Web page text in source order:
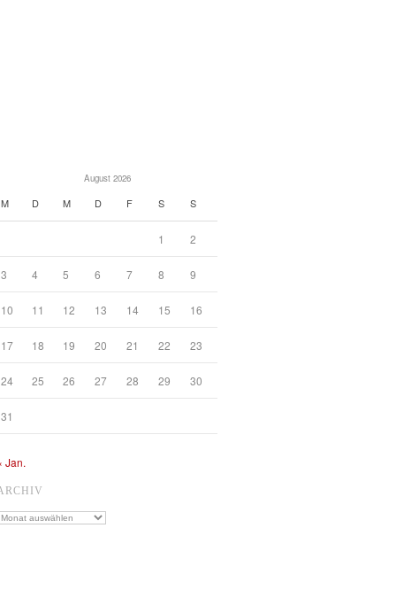
August 2026
M D M D F S S
1 2
3 4 5 6 7 8 9
10 11 12 13 14 15 16
17 18 19 20 21 22 23
24 25 26 27 28 29 30
31
Jan.